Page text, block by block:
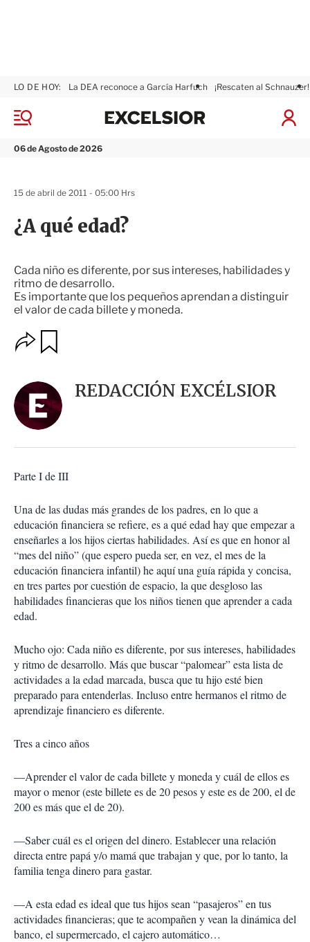
M
n
06 de Agosto de 2026
LO DE HOY: La DEA reconoce a García Harfuch ¡Rescaten al Schnauzer!
I
ó
x
¿A qué edad?
Cada niño es diferente, por sus intereses, habilidades y
ritmo de desarrollo.
Es importante que los pequeños aprendan a distinguir
el valor de cada billete y moneda.
15 de abril de 2011 - 05:00 Hrs
O
p
n
e
s
o
p
a
r
t
i
r
a
r
REDACCIÓN EXCÉLSIOR
Parte I de III
Una de las dudas más grandes de los padres, en lo que a
educación financiera se refiere, es a qué edad hay que empezar a
enseñarles a los hijos ciertas habilidades. Así es que en honor al
“mes del niño” (que espero pueda ser, en vez, el mes de la
educación financiera infantil) he aquí una guía rápida y concisa,
en tres partes por cuestión de espacio, la que desgloso las
habilidades financieras que los niños tienen que aprender a cada
edad.
Mucho ojo: Cada niño es diferente, por sus intereses, habilidades
y ritmo de desarrollo. Más que buscar “palomear” esta lista de
actividades a la edad marcada, busca que tu hijo esté bien
preparado para entenderlas. Incluso entre hermanos el ritmo de
aprendizaje financiero es diferente.
Tres a cinco años
—Aprender el valor de cada billete y moneda y cuál de ellos es
mayor o menor (este billete es de 20 pesos y este es de 200, el de
200 es más que el de 20).
—Saber cuál es el origen del dinero. Establecer una relación
directa entre papá y/o mamá que trabajan y que, por lo tanto, la
familia tenga dinero para gastar.
—A esta edad es ideal que tus hijos sean “pasajeros” en tus
actividades financieras; que te acompañen y vean la dinámica del
banco, el supermercado, el cajero automático…